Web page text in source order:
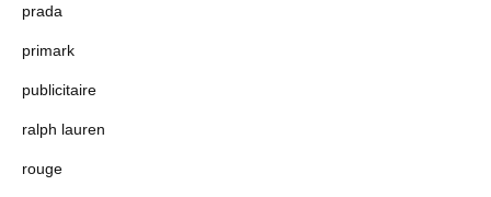
prada
primark
publicitaire
ralph lauren
rouge